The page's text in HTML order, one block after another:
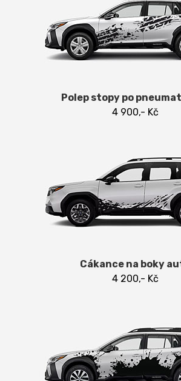
Polep stopy po
4 900,- Kč
Cákance na boky
4 200,- Kč